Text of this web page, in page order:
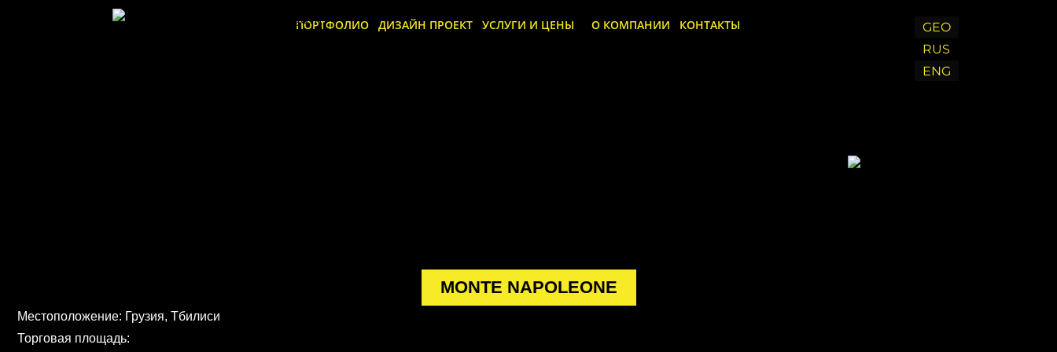
ПОРТФОЛИО ДИЗАЙН ПРОЕКТ УСЛУГИ И ЦЕНЫ О КОМПАНИИ КОНТАКТЫ
GEO
RUS
ENG
MONTE NAPOLEONE
Местоположение: Грузия, Тбилиси
Торговая площадь: